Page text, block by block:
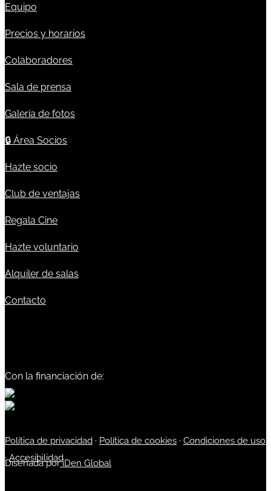
Equipo
Precios y horarios
Colaboradores
Sala de prensa
Galería de fotos
🔒 Área Socios
Hazte socio
Club de ventajas
Regala Cine
Hazte voluntario
Alquiler de salas
Contacto
Con la financiación de:
Política de privacidad · Política de cookies · Condiciones de uso
·Accesibilidad
Diseñada poriDen Global